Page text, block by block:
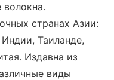
волокна.
странах Азии:
Таиланде,
Издавна из
виды